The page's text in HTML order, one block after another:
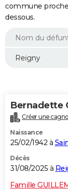
Essais
Réserver un essai
Citadines
Berlines
SUV
Forum auto
+
HIGH-TECH
BRICOLAGE
WEEK-END
Alimentation
Guide de la santé
Maladies
Médicaments
Sommeil
VOYAGE
Destinations
City break
Voyage nature
Voyage de noces
Forum
Climat
+PHOTO
GUIDES D'ACHAT
commune
dessous.
Bernadette
Créer une
Naissance
25/02/1942 à
Décès
31/08/2025 à
Famille